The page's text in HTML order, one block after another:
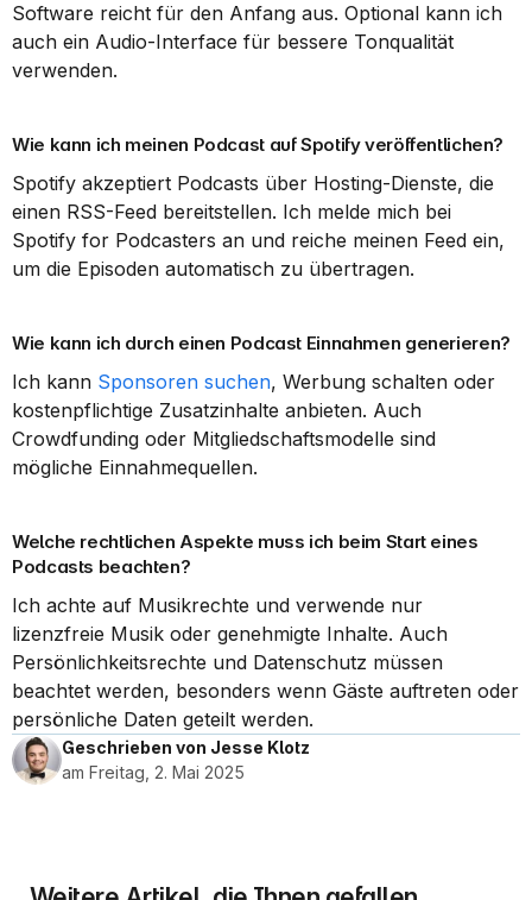
Software reicht für den Anfang aus. Optional kann ich
auch ein Audio-Interface für bessere Tonqualität
verwenden.
Wie kann ich meinen Podcast auf Spotify veröffentlichen?
Spotify akzeptiert Podcasts über Hosting-Dienste, die
einen RSS-Feed bereitstellen. Ich melde mich bei
Spotify for Podcasters an und reiche meinen Feed ein,
um die Episoden automatisch zu übertragen.
Wie kann ich durch einen Podcast Einnahmen generieren?
Ich kann Sponsoren suchen, Werbung schalten oder
kostenpflichtige Zusatzinhalte anbieten. Auch
Crowdfunding oder Mitgliedschaftsmodelle sind
mögliche Einnahmequellen.
Welche rechtlichen Aspekte muss ich beim Start eines
Podcasts beachten?
Ich achte auf Musikrechte und verwende nur
lizenzfreie Musik oder genehmigte Inhalte. Auch
Persönlichkeitsrechte und Datenschutz müssen
beachtet werden, besonders wenn Gäste auftreten oder
persönliche Daten geteilt werden.
Geschrieben von Jesse Klotz
am Freitag, 2. Mai 2025